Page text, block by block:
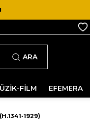
ARA
FİLM EFEMERA
1929)